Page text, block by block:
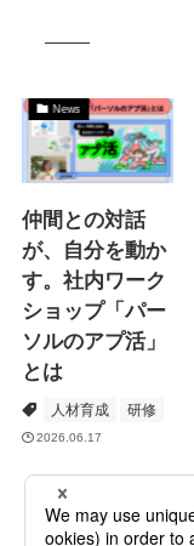
News
仲間との対話
が、自分を動か
す。社内ワーク
ショップ「パー
ソルのアプ活」
とは
人材育成 研修
2026.06.17